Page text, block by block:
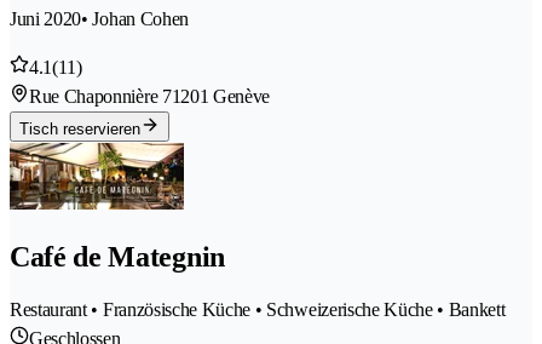
Juni 2020• Johan Cohen
4.1(11)
Rue Chaponnière 71201 Genève
Tisch reservieren
Café de Mategnin
Restaurant • Französische Küche • Schweizerische Küche • Bankett
Geschlossen